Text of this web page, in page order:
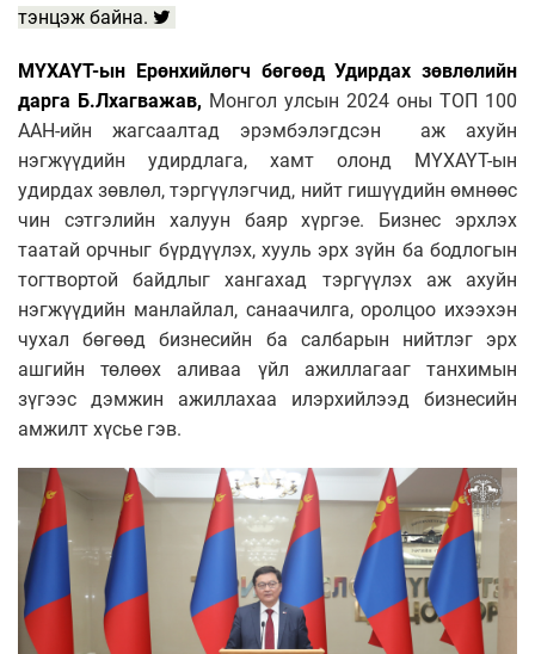
тэнцэж байна.
МҮХАҮТ-ын Ерөнхийлөгч бөгөөд Удирдах зөвлөлийн
дарга Б.Лхагважав, Монгол улсын 2024 оны ТОП 100
ААН-ийн жагсаалтад эрэмбэлэгдсэн аж ахуйн
нэгжүүдийн удирдлага, хамт олонд МҮХАҮТ-ын
удирдах зөвлөл, тэргүүлэгчид, нийт гишүүдийн өмнөөс
чин сэтгэлийн халуун баяр хүргэе. Бизнес эрхлэх
таатай орчныг бүрдүүлэх, хууль эрх зүйн ба бодлогын
тогтвортой байдлыг хангахад тэргүүлэх аж ахуйн
нэгжүүдийн манлайлал, санаачилга, оролцоо ихээхэн
чухал бөгөөд бизнесийн ба салбарын нийтлэг эрх
ашгийн төлөөх аливаа үйл ажиллагааг танхимын
зүгээс дэмжин ажиллахаа илэрхийлээд бизнесийн
амжилт хүсье гэв.